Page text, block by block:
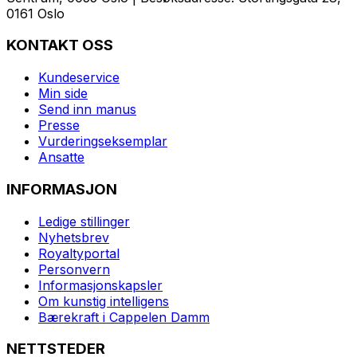
0161 Oslo
KONTAKT OSS
Kundeservice
Min side
Send inn manus
Presse
Vurderingseksemplar
Ansatte
INFORMASJON
Ledige stillinger
Nyhetsbrev
Royaltyportal
Personvern
Informasjonskapsler
Om kunstig intelligens
Bærekraft i Cappelen Damm
NETTSTEDER